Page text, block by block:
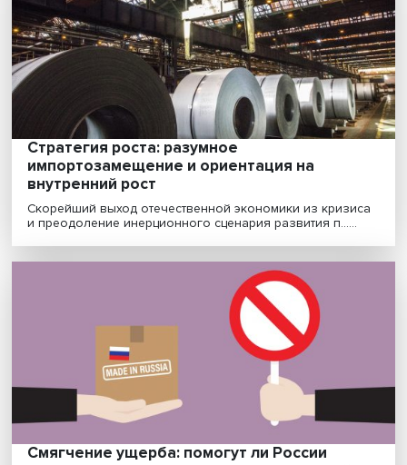
Турбинное дело: помогут ли китайцы
российскому энергетическому
машиностроению
Российское энергомашиностроение решает
задачу — как заместить оборудование и